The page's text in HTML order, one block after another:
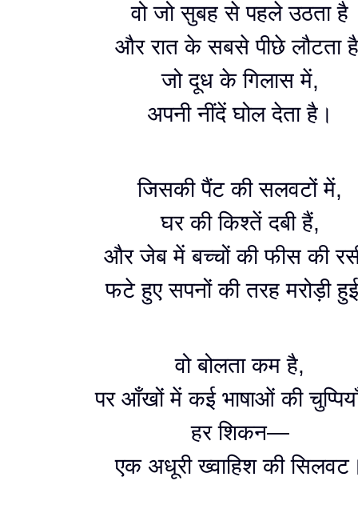
वो जो सुबह से पहले उठता है
और रात के सबसे पीछे लौटता
जो दूध के गिलास में,
अपनी नींदें घोल देता है।
जिसकी पैंट की सलवटों में,
घर की किश्तें दबी हैं,
और जेब में बच्चों की फीस की
फटे हुए सपनों की तरह मरोड़ी
वो बोलता कम है,
पर आँखों में कई भाषाओं की
हर शिकन—
एक अधूरी ख्वाहिश की